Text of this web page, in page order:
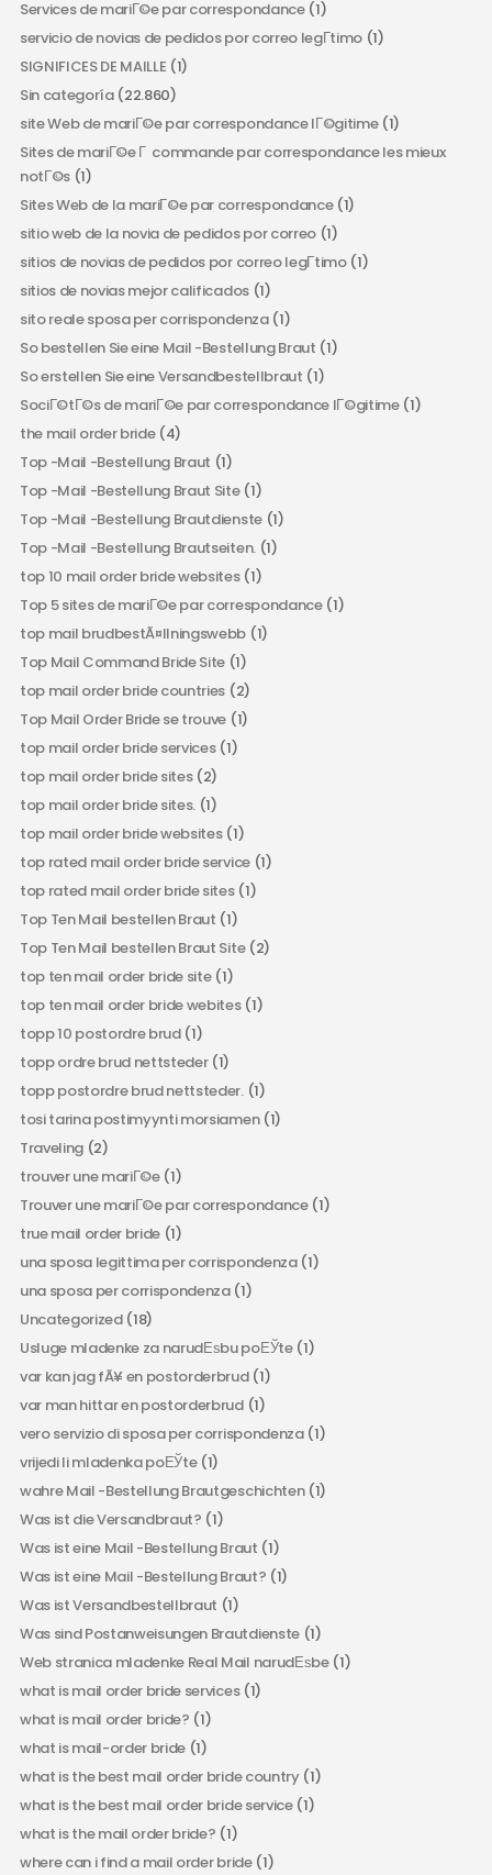
Services de mariГ©e par correspondance(1)
servicio de novias de pedidos por correo legГ­timo(1)
SIGNIFICES DE MAILLE (1)
Sin categoría(22.860)
site Web de mariГ©e par correspondance lГ©gitime(1)
Sites de mariГ©e Г commande par correspondance les mieux
notГ©s(1)
Sites Web de la mariГ©e par correspondance(1)
sitio web de la novia de pedidos por correo(1)
sitios de novias de pedidos por correo legГ­timo(1)
sitios de novias mejor calificados(1)
sito reale sposa per corrispondenza(1)
So bestellen Sie eine Mail -Bestellung Braut (1)
So erstellen Sie eine Versandbestellbraut (1)
SociГ©tГ©s de mariГ©e par correspondance lГ©gitime(1)
the mail order bride(4)
Top -Mail -Bestellung Braut (1)
Top -Mail -Bestellung Braut Site(1)
Top -Mail -Bestellung Brautdienste(1)
Top -Mail -Bestellung Brautseiten.(1)
top 10 mail order bride websites(1)
Top 5 sites de mariГ©e par correspondance(1)
top mail brudbestÃ¤llningswebb (1)
Top Mail Command Bride Site (1)
top mail order bride countries (2)
Top Mail Order Bride se trouve (1)
top mail order bride services(1)
top mail order bride sites(2)
top mail order bride sites. (1)
top mail order bride websites(1)
top rated mail order bride service(1)
top rated mail order bride sites(1)
Top Ten Mail bestellen Braut (1)
Top Ten Mail bestellen Braut Site(2)
top ten mail order bride site(1)
top ten mail order bride webites(1)
topp 10 postordre brud(1)
topp ordre brud nettsteder(1)
topp postordre brud nettsteder.(1)
tosi tarina postimyynti morsiamen(1)
Traveling(2)
trouver une mariГ©e(1)
Trouver une mariГ©e par correspondance(1)
true mail order bride (1)
una sposa legittima per corrispondenza(1)
una sposa per corrispondenza(1)
Uncategorized(18)
Usluge mladenke za narudЕѕbu poЕЎte(1)
var kan jag fÃ¥ en postorderbrud(1)
var man hittar en postorderbrud(1)
vero servizio di sposa per corrispondenza(1)
vrijedi li mladenka poЕЎte(1)
wahre Mail -Bestellung Brautgeschichten(1)
Was ist die Versandbraut? (1)
Was ist eine Mail -Bestellung Braut (1)
Was ist eine Mail -Bestellung Braut? (1)
Was ist Versandbestellbraut (1)
Was sind Postanweisungen Brautdienste(1)
Web stranica mladenke Real Mail narudЕѕbe(1)
what is mail order bride services(1)
what is mail order bride? (1)
what is mail-order bride (1)
what is the best mail order bride country(1)
what is the best mail order bride service(1)
what is the mail order bride? (1)
where can i find a mail order bride(1)